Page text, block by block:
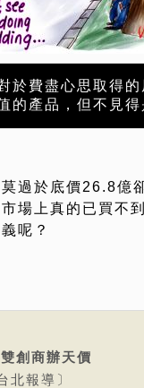
於費盡心思取得
的產品，但不見得
過於底價26.8億
場上真的已買不
呢？
創商辦天價
北報導〕